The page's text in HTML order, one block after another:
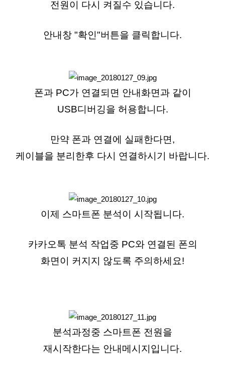
전원이 다시 켜질수 있습니다.
안내창 "확인"버튼을 클릭합니다.
폰과 PC가 연결되면 안내화면과 같이
USB디버깅을 허용합니다.
만약 폰과 연결에 실패한다면,
케이블을 분리한후 다시 연결하시기 바랍니다.
이제 스마트폰 분석이 시작됩니다.
카카오톡 분석 작업중 PC와 연결된 폰의
화면이 커지지 않도록 주의하세요!
분석과정중 스마트폰 전원을
재시작한다는 안내메시지입니다.